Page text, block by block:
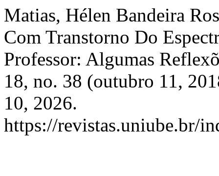
Matias, Hélen Bandeira
Com Transtorno Do
Professor: Algumas
18, no. 38 (outubro 11,
10, 2026.
https://revistas.uniube.br/